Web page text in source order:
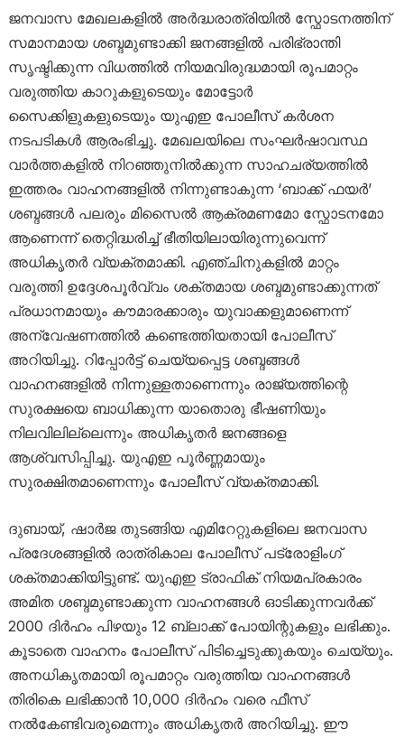
ജനവാസ മേഖലകളിൽ അർദ്ധരാത്രിയിൽ സ്ഫോടനത്തിന്
സമാനമായ ശബ്ദമുണ്ടാക്കി ജനങ്ങളിൽ പരിഭ്രാന്തി
സൃഷ്ടിക്കുന്ന വിധത്തിൽ നിയമവിരുദ്ധമായി രൂപമാറ്റം
വരുത്തിയ കാറുകളുടെയും മോട്ടോർ
സൈക്കിളുകളുടെയും യുഎഇ പോലീസ് കർശന
നടപടികൾ ആരംഭിച്ചു. മേഖലയിലെ സംഘർഷാവസ്ഥ
വാർത്തകളിൽ നിറഞ്ഞുനിൽക്കുന്ന സാഹചര്യത്തിൽ
ഇത്തരം വാഹനങ്ങളിൽ നിന്നുണ്ടാകുന്ന ‘ബാക്ക് ഫയർ’
ശബ്ദങ്ങൾ പലരും മിസൈൽ ആക്രമണമോ സ്ഫോടനമോ
ആണെന്ന് തെറ്റിദ്ധരിച്ച് ഭീതിയിലായിരുന്നുവെന്ന്
അധികൃതർ വ്യക്തമാക്കി. എഞ്ചിനുകളിൽ മാറ്റം
വരുത്തി ഉദ്ദേശപൂർവ്വം ശക്തമായ ശബ്ദമുണ്ടാക്കുന്നത്
പ്രധാനമായും കൗമാരക്കാരും യുവാക്കളുമാണെന്ന്
അന്വേഷണത്തിൽ കണ്ടെത്തിയതായി പോലീസ്
അറിയിച്ചു. റിപ്പോർട്ട് ചെയ്യപ്പെട്ട ശബ്ദങ്ങൾ
വാഹനങ്ങളിൽ നിന്നുള്ളതാണെന്നും രാജ്യത്തിന്റെ
സുരക്ഷയെ ബാധിക്കുന്ന യാതൊരു ഭീഷണിയും
നിലവിലില്ലെന്നും അധികൃതർ ജനങ്ങളെ
ആശ്വസിപ്പിച്ചു. യുഎഇ പൂർണ്ണമായും
സുരക്ഷിതമാണെന്നും പോലീസ് വ്യക്തമാക്കി.
ദുബായ്, ഷാർജ തുടങ്ങിയ എമിറേറ്റുകളിലെ ജനവാസ
പ്രദേശങ്ങളിൽ രാത്രികാല പോലീസ് പട്രോളിംഗ്
ശക്തമാക്കിയിട്ടുണ്ട്. യുഎഇ ട്രാഫിക് നിയമപ്രകാരം
അമിത ശബ്ദമുണ്ടാക്കുന്ന വാഹനങ്ങൾ ഓടിക്കുന്നവർക്ക്
2000 ദിർഹം പിഴയും 12 ബ്ലാക്ക് പോയിന്റുകളും ലഭിക്കും.
കൂടാതെ വാഹനം പോലീസ് പിടിച്ചെടുക്കുകയും ചെയ്യും.
അനധികൃതമായി രൂപമാറ്റം വരുത്തിയ വാഹനങ്ങൾ
തിരികെ ലഭിക്കാൻ 10,000 ദിർഹം വരെ ഫീസ്
നൽകേണ്ടിവരുമെന്നും അധികൃതർ അറിയിച്ചു. ഈ